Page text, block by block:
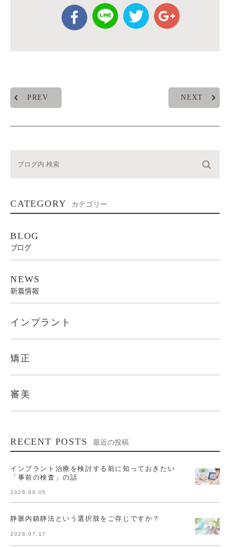
PREV NEXT
CATEGORY カテゴリー
BLOG
ブログ
NEWS
新着情報
インプラント
矯正
審美
RECENT POSTS 最近の投稿
インプラント治療を検討する前に知っておきたい
「事前の検査」の話
2026.08.05
静脈内鎮静法という選択肢をご存じですか？
2026.07.17